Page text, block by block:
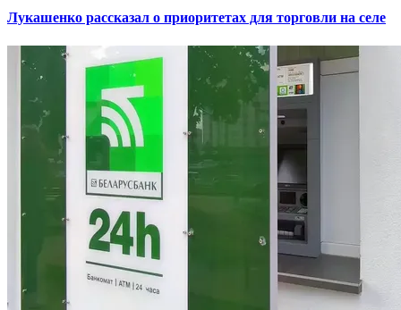
Лукашенко рассказал о приоритетах для торговли на селе